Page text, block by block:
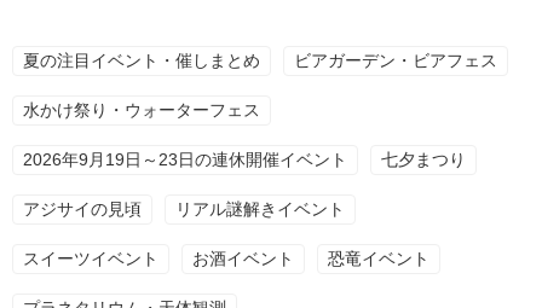
夏の注目イベント・催しまとめ ビアガーデン・ビアフェス
水かけ祭り・ウォーターフェス
2026年9月19日～23日の連休開催イベント 七夕まつり
アジサイの見頃 リアル謎解きイベント
スイーツイベント お酒イベント 恐竜イベント